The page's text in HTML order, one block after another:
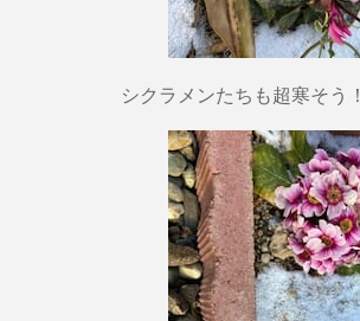
シクラメンたちも超寒そう！